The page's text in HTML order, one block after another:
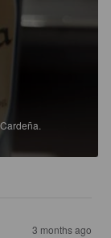
3 months ago